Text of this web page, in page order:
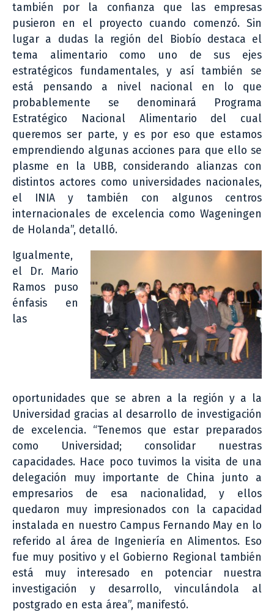
también por la confianza que las empresas
pusieron en el proyecto cuando comenzó. Sin
lugar a dudas la región del Biobío destaca el
tema alimentario como uno de sus ejes
estratégicos fundamentales, y así también se
está pensando a nivel nacional en lo que
probablemente se denominará Programa
Estratégico Nacional Alimentario del cual
queremos ser parte, y es por eso que estamos
emprendiendo algunas acciones para que ello se
plasme en la UBB, considerando alianzas con
distintos actores como universidades nacionales,
el INIA y también con algunos centros
internacionales de excelencia como Wageningen
de Holanda”, detalló.
Igualmente,
el Dr. Mario
Ramos puso
énfasis en
las
oportunidades que se abren a la región y a la
Universidad gracias al desarrollo de investigación
de excelencia. “Tenemos que estar preparados
como Universidad; consolidar nuestras
capacidades. Hace poco tuvimos la visita de una
delegación muy importante de China junto a
empresarios de esa nacionalidad, y ellos
quedaron muy impresionados con la capacidad
instalada en nuestro Campus Fernando May en lo
referido al área de Ingeniería en Alimentos. Eso
fue muy positivo y el Gobierno Regional también
está muy interesado en potenciar nuestra
investigación y desarrollo, vinculándola al
postgrado en esta área”, manifestó.